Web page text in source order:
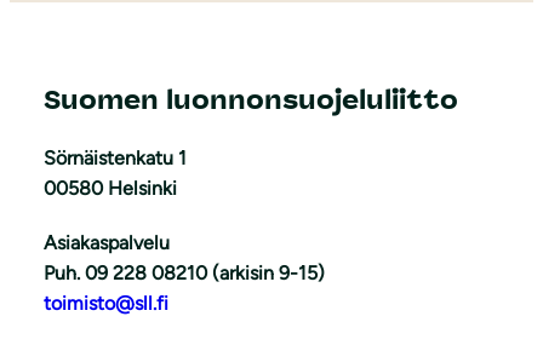
Suomen luonnonsuojeluliitto
Sörnäistenkatu 1
00580 Helsinki
Asiakaspalvelu
Puh. 09 228 08210 (arkisin 9-15)
toimisto@sll.fi